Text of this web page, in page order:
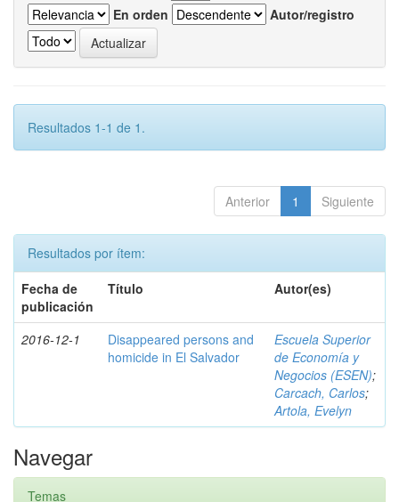
En orden
Autor/registro
Resultados 1-1 de 1.
Anterior 1 Siguiente
Resultados por ítem:
Fecha de
publicación
Título Autor(es)
2016-12-1
Disappeared persons and
homicide in El Salvador
Escuela Superior
de Economía y
Negocios (ESEN);
Carcach, Carlos;
Artola, Evelyn
Navegar
Temas